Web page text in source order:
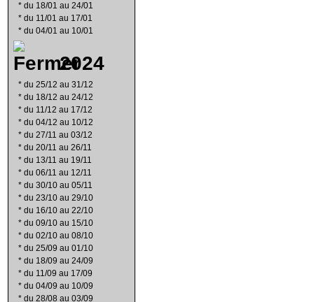
* du 18/01 au 24/01
* du 11/01 au 17/01
* du 04/01 au 10/01
2024
* du 25/12 au 31/12
* du 18/12 au 24/12
* du 11/12 au 17/12
* du 04/12 au 10/12
* du 27/11 au 03/12
* du 20/11 au 26/11
* du 13/11 au 19/11
* du 06/11 au 12/11
* du 30/10 au 05/11
* du 23/10 au 29/10
* du 16/10 au 22/10
* du 09/10 au 15/10
* du 02/10 au 08/10
* du 25/09 au 01/10
* du 18/09 au 24/09
* du 11/09 au 17/09
* du 04/09 au 10/09
* du 28/08 au 03/09